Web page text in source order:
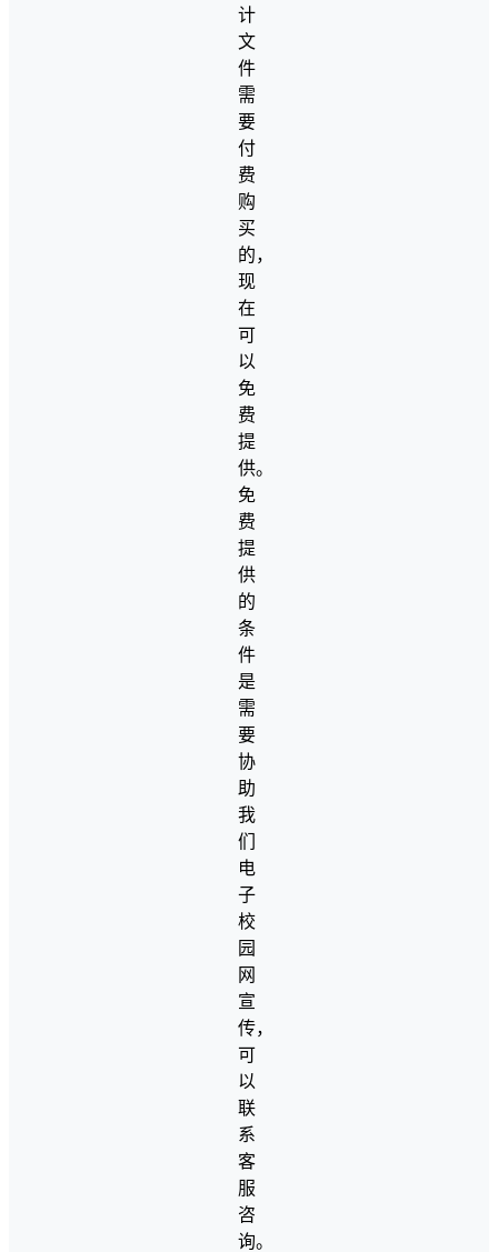
计
文
件
需
要
付
费
购
买
的，
现
在
可
以
免
费
提
供。
免
费
提
供
的
条
件
是
需
要
协
助
我
们
电
子
校
园
网
宣
传，
可
以
联
系
客
服
咨
询。